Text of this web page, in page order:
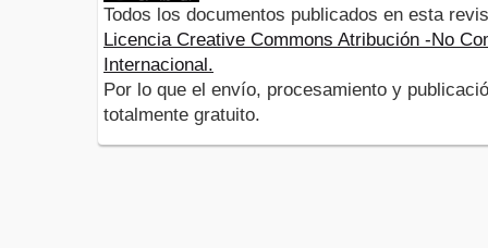
Todos los documentos publicados en esta
Licencia Creative Commons Atribución -No
Internacional.
Por lo que el envío, procesamiento y
totalmente gratuito.